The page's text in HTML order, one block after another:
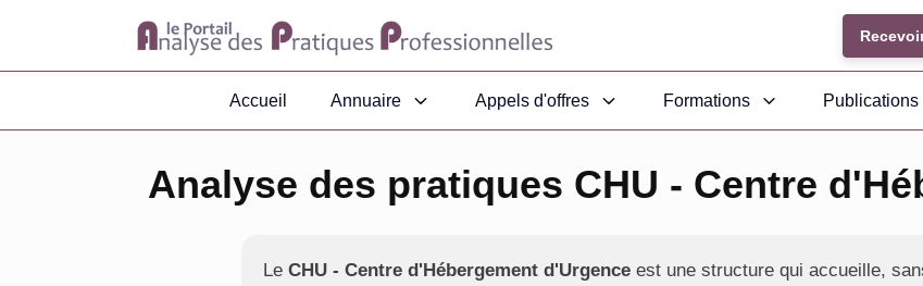
Accueil Annuaire Appels d'offres Formations Publications
Analyse des pratiques CHU - Centre
Le CHU - Centre d'Hébergement d'Urgence est une structure qui accueille,